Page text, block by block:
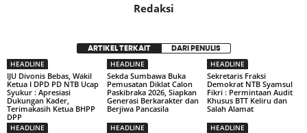
Redaksi
ARTIKEL TERKAIT DARI PENULIS
HEADLINE
IJU Divonis Bebas, Wakil
Ketua I DPD PD NTB Ucap
Syukur : Apresiasi
Dukungan Kader,
Terimakasih Ketua BHPP
DPP
HEADLINE
Sekda Sumbawa Buka
Pemusatan Diklat Calon
Paskibraka 2026, Siapkan
Generasi Berkarakter dan
Berjiwa Pancasila
HEADLINE
Sekretaris Fraksi
Demokrat NTB Syamsul
Fikri : Permintaan Audit
Khusus BTT Keliru dan
Salah Alamat
HEADLINE HEADLINE HEADLINE